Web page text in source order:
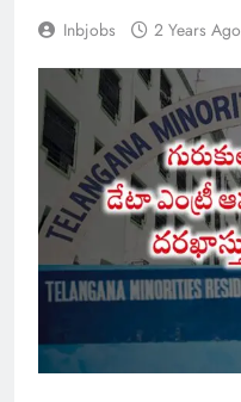
Inbjobs 2 Years Ago